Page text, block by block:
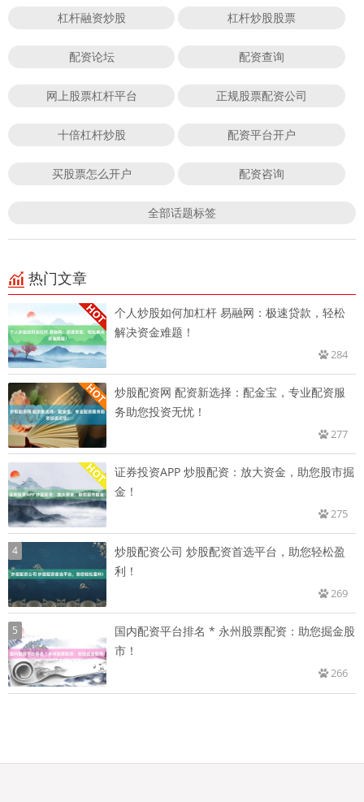
杠杆融资炒股 杠杆炒股股票
配资论坛 配资查询
网上股票杠杆平台 正规股票配资公司
十倍杠杆炒股 配资平台开户
买股票怎么开户 配资咨询
全部话题标签
热门文章
个人炒股如何加杠杆 易融网：极速贷款，轻松
解决资金难题！
284
炒股配资网 配资新选择：配金宝，专业配资服
务助您投资无忧！
277
证券投资APP 炒股配资：放大资金，助您股市掘
金！
275
4
炒股配资公司 炒股配资首选平台，助您轻松盈
利！
269
5
国内配资平台排名 * 永州股票配资：助您掘金股
市！
266